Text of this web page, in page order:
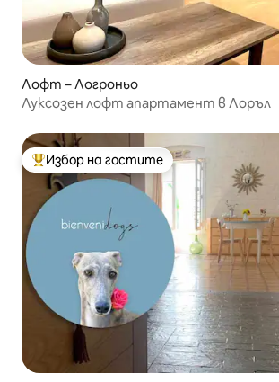
Лофт – Логроньо
Луксозен лофт апартамент в Лоръл
Най-популярен избор на гостите
Избор на гостите